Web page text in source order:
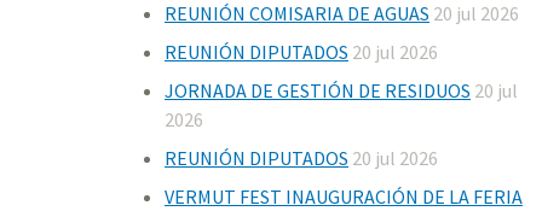
REUNIÓN COMISARIA DE AGUAS 20 jul 2026
REUNIÓN DIPUTADOS 20 jul 2026
JORNADA DE GESTIÓN DE RESIDUOS 20 jul
2026
REUNIÓN DIPUTADOS 20 jul 2026
VERMUT FEST INAUGURACIÓN DE LA FERIA